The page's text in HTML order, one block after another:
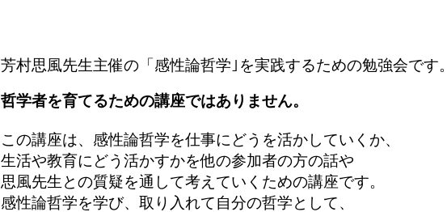
芳村思風先生主催の「感性論哲学｣を実践するための勉強会です。
哲学者を育てるための講座ではありません。
この講座は、感性論哲学を仕事にどうを活かしていくか、
生活や教育にどう活かすかを他の参加者の方の話や
思風先生との質疑を通して考えていくための講座です。
感性論哲学を学び、取り入れて自分の哲学として、